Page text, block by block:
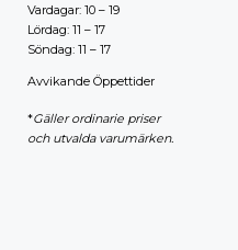
Vardagar: 10 – 19
Lördag: 11 – 17
Söndag: 11 – 17
Avvikande Öppettider
*Gäller ordinarie priser
och utvalda varumärken.